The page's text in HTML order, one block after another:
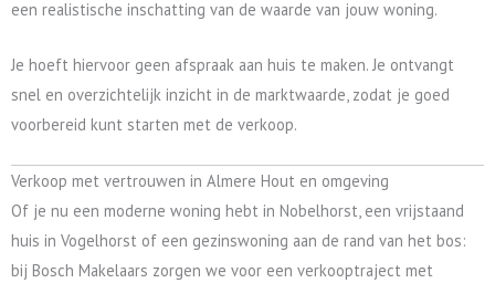
een realistische inschatting van de waarde van jouw woning.
Je hoeft hiervoor geen afspraak aan huis te maken. Je ontvangt
snel en overzichtelijk inzicht in de marktwaarde, zodat je goed
voorbereid kunt starten met de verkoop.
Verkoop met vertrouwen in Almere Hout en omgeving
Of je nu een moderne woning hebt in Nobelhorst, een vrijstaand
huis in Vogelhorst of een gezinswoning aan de rand van het bos:
bij Bosch Makelaars zorgen we voor een verkooptraject met